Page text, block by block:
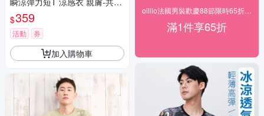
色
$359
活動 券
加入購物車
滿1件享65折